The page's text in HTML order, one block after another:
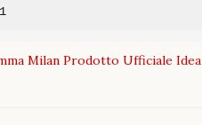
Milan Prodotto Ufficiale Idea